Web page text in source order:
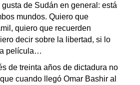
de Sudán en general: está
mundos. Quiero que
quiero que recuerden
decir sobre la libertad, si lo
película…
de treinta años de dictadura no
cuando llegó Omar Bashir al